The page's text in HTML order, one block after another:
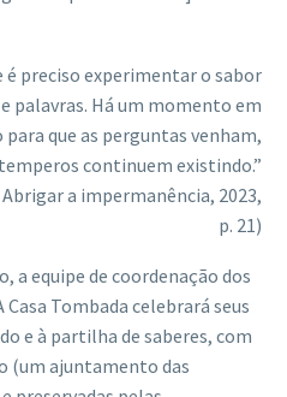
é preciso experimentar o sabor
palavras. Há um momento em
que as perguntas venham,
continuem existindo.”
a impermanência, 2023,
p. 21)
a equipe de coordenação dos
Casa Tombada celebrará seus
e à partilha de saberes, com
(um ajuntamento das